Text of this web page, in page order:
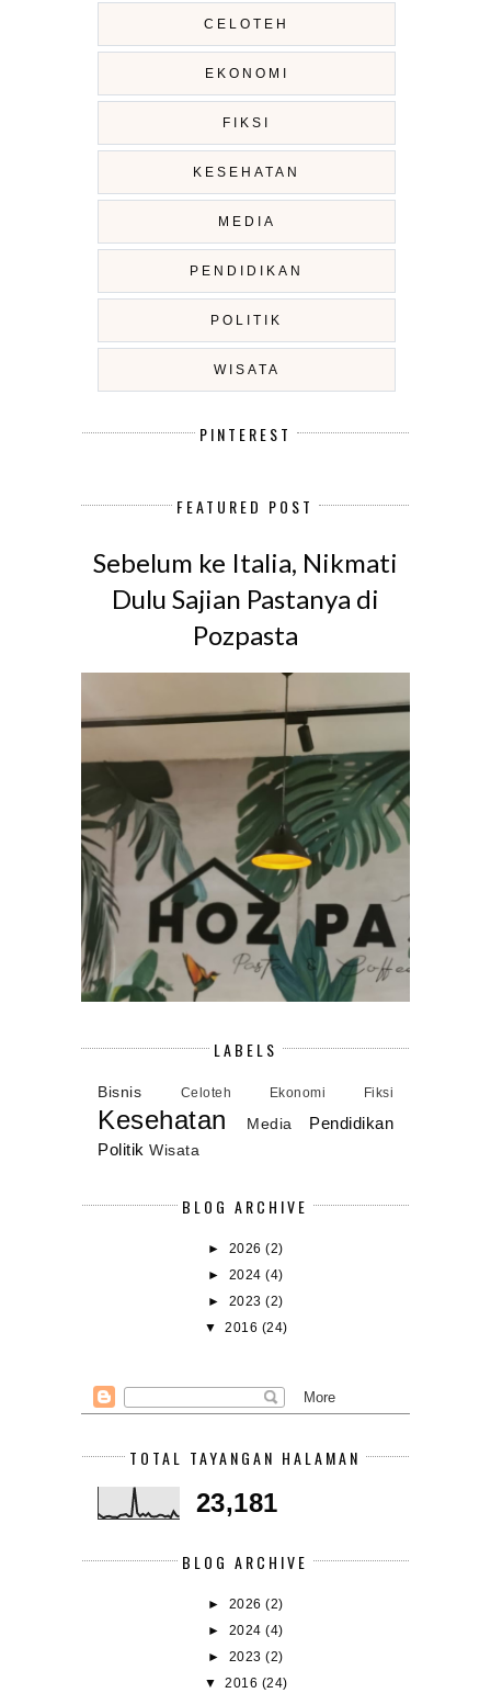
CELOTEH
EKONOMI
FIKSI
KESEHATAN
MEDIA
PENDIDIKAN
POLITIK
WISATA
PINTEREST
FEATURED POST
Sebelum ke Italia, Nikmati
Dulu Sajian Pastanya di
Pozpasta
LABELS
Bisnis Celoteh Ekonomi Fiksi
Kesehatan Media
Pendidikan
Politik Wisata
BLOG ARCHIVE
► 2026(2)
► 2024(4)
► 2023(2)
▼ 2016 (24)
TOTAL TAYANGAN HALAMAN
23,181
BLOG ARCHIVE
► 2026(2)
► 2024(4)
► 2023(2)
▼ 2016 (24)